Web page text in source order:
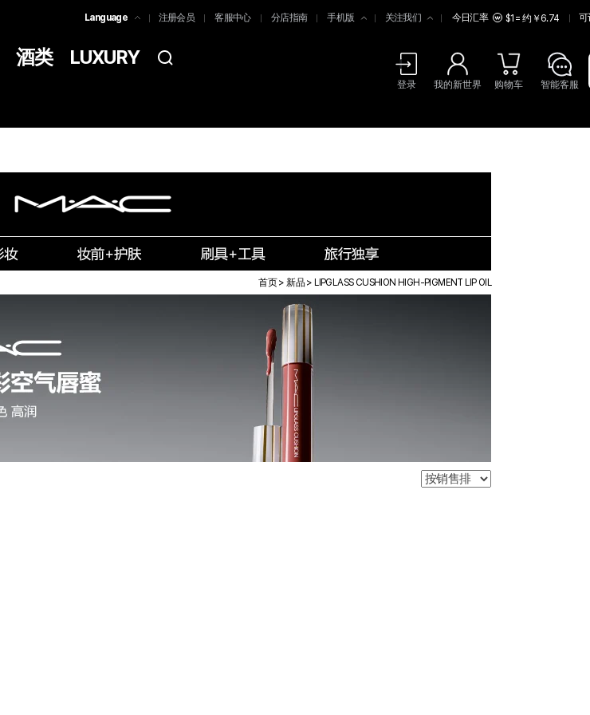
Language
简体中文
注册会员 客服中心 分店指南 手机版 关注我们 今日汇率 $1 = 约￥6.74 可
酒类 LUXURY
登录 我的新世界 购物车 智能客服
首页>新品> LIPGLASS CUSHION HIGH-PIGMENT LIP OIL